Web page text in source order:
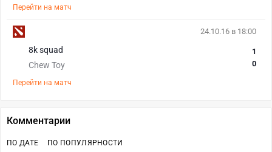
Перейти на матч
24.10.16 в 18:00
8k squad
Chew Toy
1
0
Перейти на матч
Комментарии
ПО ДАТЕ ПО ПОПУЛЯРНОСТИ